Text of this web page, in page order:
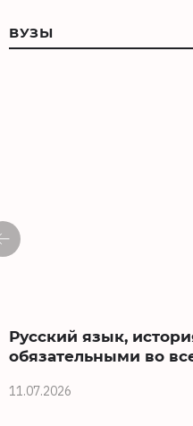
ВУЗЫ
Русский язык,
обязательными во
11.07.2026